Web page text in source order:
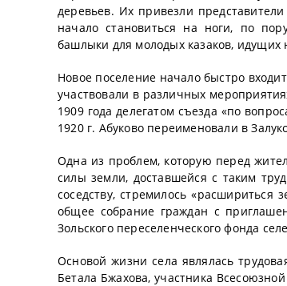
деревьев. Их привезли
начало становиться на ноги, по
башлыки для молодых казаков, идущих
Новое поселение начало быстро
участвовали в различных
1909 года делегатом съезда «по
1920 г. Абуково переименовали в
Одна из проблем, которую перед
силы земли, доставшейся с таким
соседству, стремилось «расшириться
общее собрание граждан с
Зольского переселенческого фонда
Основой жизни села являлась
Бетала Бжахова, участника